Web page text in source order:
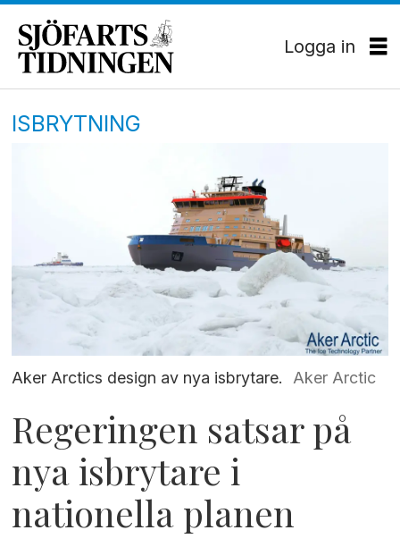
Logga in
ISBRYTNING
Aker Arctics design av nya isbrytare. Aker Arctic
Regeringen satsar på
nya isbrytare i
nationella planen